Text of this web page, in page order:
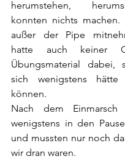
herumstehen,
konnten nichts
außer der Pipe
hatte auch keiner
Übungsmaterial dabei,
sich wenigstens hätte
können.
Nach dem
wenigstens in den
und mussten nur noch
wir dran waren.